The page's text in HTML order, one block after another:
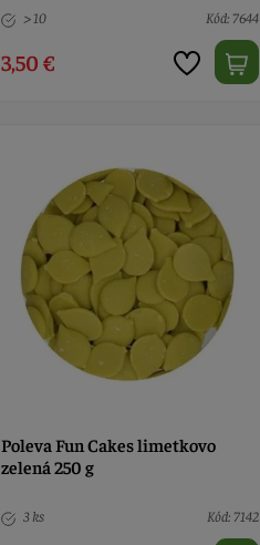
> 10 Kód: 7644
3,50 €
Poleva Fun Cakes limetkovo
zelená 250 g
3 ks Kód: 7142